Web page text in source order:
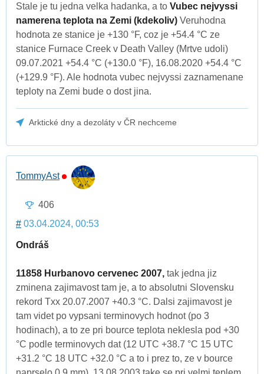
Stale je tu jedna velka hadanka, a to Vubec nejvyssi
namerena teplota na Zemi (kdekoliv) Veruhodna
hodnota ze stanice je +130 °F, coz je +54.4 °C ze
stanice Furnace Creek v Death Valley (Mrtve udoli)
09.07.2021 +54.4 °C (+130.0 °F), 16.08.2020 +54.4 °C
(+129.9 °F). Ale hodnota vubec nejvyssi zaznamenane
teploty na Zemi bude o dost jina.
Arktické dny a dezoláty v ČR nechceme
TommyAst
406
# 03.04.2024, 00:53
Ondráš
11858 Hurbanovo cervenec 2007, tak jedna jiz
zminena zajimavost tam je, a to absolutni Slovensku
rekord Txx 20.07.2007 +40.3 °C. Dalsi zajimavost je
tam videt po vypsani terminovych hodnot (po 3
hodinach), a to ze pri bource teplota neklesla pod +30
°C podle terminovych dat (12 UTC +38.7 °C 15 UTC
+31.2 °C 18 UTC +32.0 °C a to i prez to, ze v bource